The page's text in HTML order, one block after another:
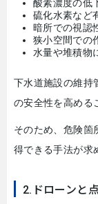
酸素濃度の低
硫化水素など
暗所での視認
狭小空間での
水量や堆積物
下水道施設の維持
の安全性を高める
そのため、危険箇
得できる手法が求
2.ドローンと